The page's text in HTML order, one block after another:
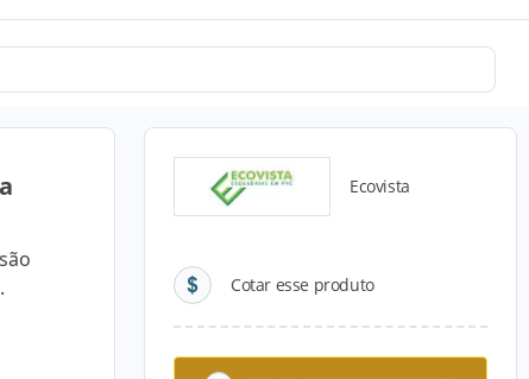
Ecovista
Cotar esse produto